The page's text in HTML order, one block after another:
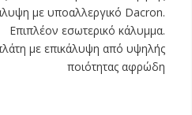
με υποαλλεργικό Dacron.
Επιπλέον εσωτερικό κάλυμμα.
με επικάλυψη από υψηλής
ποιότητας αφρώδη